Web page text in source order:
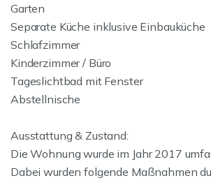
Garten
Separate Küche inklusive Einbauküche
Schlafzimmer
Kinderzimmer / Büro
Tageslichtbad mit Fenster
Abstellnische
Ausstattung & Zustand:
Die Wohnung wurde im Jahr 2017
Dabei wurden folgende Maßnahmen